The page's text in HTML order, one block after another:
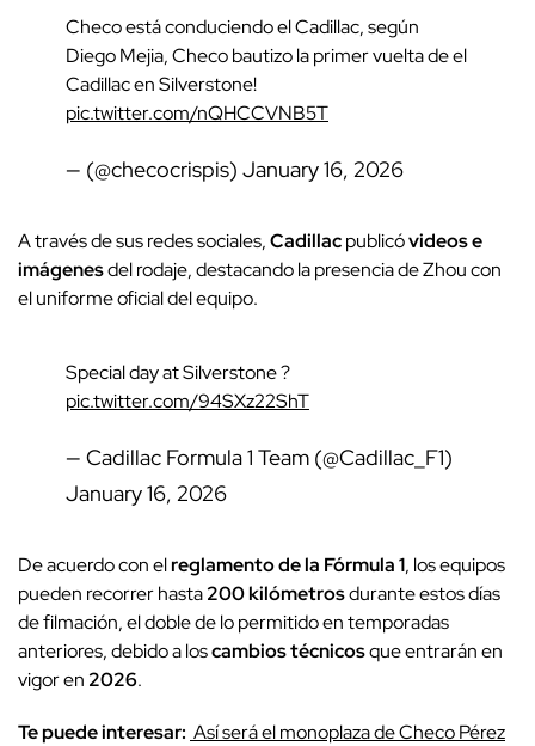
Checo está conduciendo el Cadillac, según
Diego Mejia, Checo bautizo la primer vuelta de el
Cadillac en Silverstone!
pic.twitter.com/nQHCCVNB5T
— (@checocrispis) January 16, 2026
A través de sus redes sociales,Cadillacpublicóvideos e
imágenesdel rodaje, destacando la presencia de Zhou con
el uniforme oficial del equipo.
Special day at Silverstone ?
pic.twitter.com/94SXz22ShT
— Cadillac Formula 1 Team (@Cadillac_F1)
January 16, 2026
De acuerdo con elreglamento de la Fórmula 1, los equipos
pueden recorrer hasta200 kilómetrosdurante estos días
de filmación, el doble de lo permitido en temporadas
anteriores, debido a loscambios técnicosque entrarán en
vigor en 2026.
Te puede interesar: Así será el monoplaza de Checo Pérez